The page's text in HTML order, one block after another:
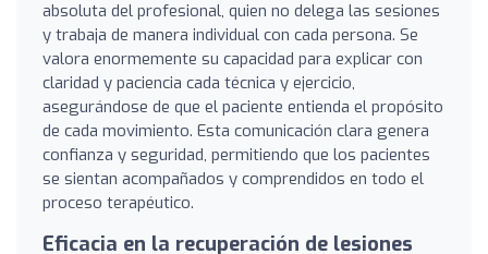
absoluta del profesional, quien no delega las sesiones
y trabaja de manera individual con cada persona. Se
valora enormemente su capacidad para explicar con
claridad y paciencia cada técnica y ejercicio,
asegurándose de que el paciente entienda el propósito
de cada movimiento. Esta comunicación clara genera
confianza y seguridad, permitiendo que los pacientes
se sientan acompañados y comprendidos en todo el
proceso terapéutico.
Eficacia en la recuperación de lesiones